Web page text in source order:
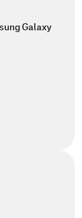
Galaxy